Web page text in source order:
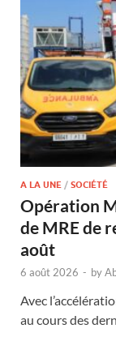
A LA UNE / SOCIÉTÉ
Opération
de MRE de
août
6 août 2026 - by
Avec
au cours des